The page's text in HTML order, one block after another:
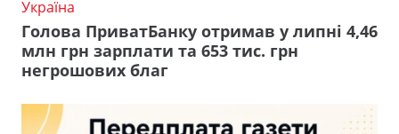
Україна
Голова ПриватБанку отримав у липні 4,46
млн грн зарплати та 653 тис. грн
негрошових благ